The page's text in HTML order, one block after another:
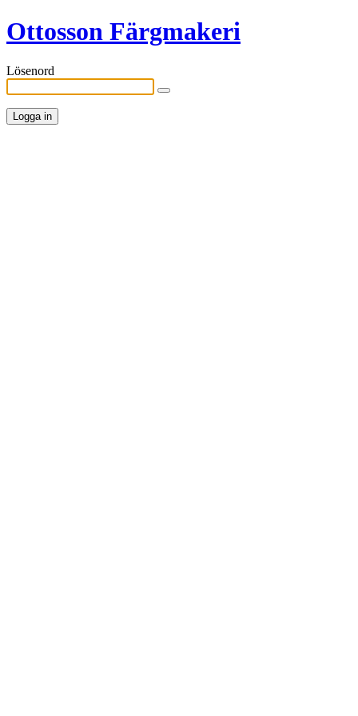
Ottosson Färgmakeri
Lösenord